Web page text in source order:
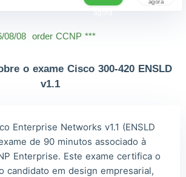
08/08 order CCNP ***
order CCNP ***
08 order CCNP ***
08/08 order CCNP ***
08/08 order CCNP ***
o exame Cisco 300-420 ENSLD
v1.1
Enterprise Networks v1.1 (ENSLD
de 90 minutos associado à
Enterprise. Este exame certifica o
candidato em design empresarial,